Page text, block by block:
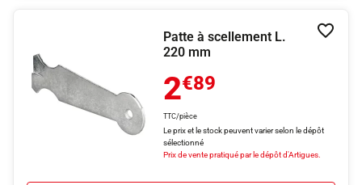
Patte à scellement L.
220 mm
2€89
TTC/pièce
Le prix et le stock peuvent varier selon le dépôt
sélectionné
Prix de vente pratiqué par le dépôt d'Artigues.